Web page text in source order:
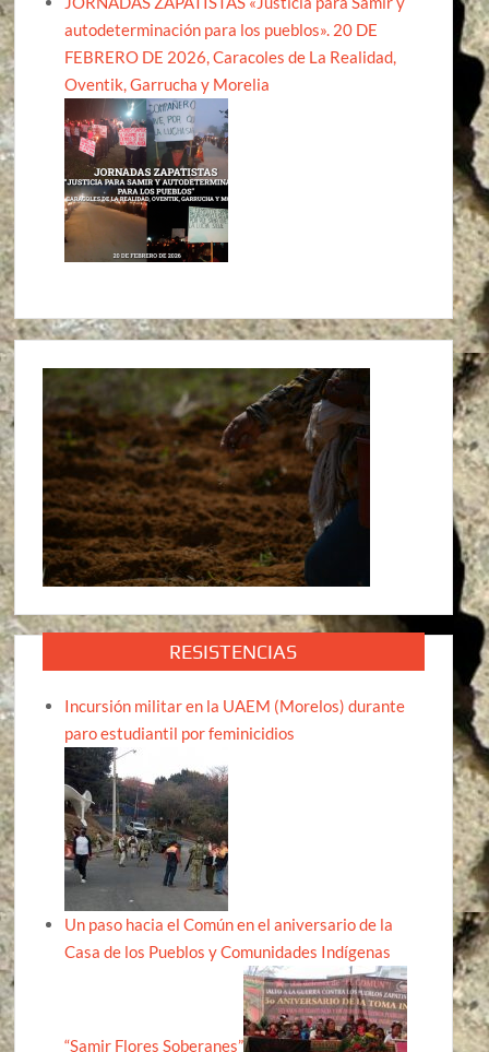
autodeterminación para los pueblos». 20 DE
FEBRERO DE 2026, Caracoles de La Realidad,
Oventik, Garrucha y Morelia
RESISTENCIAS
Incursión militar en la UAEM (Morelos) durante
paro estudiantil por feminicidios
Un paso hacia el Común en el aniversario de la
Casa de los Pueblos y Comunidades Indígenas
“Samir Flores Soberanes”